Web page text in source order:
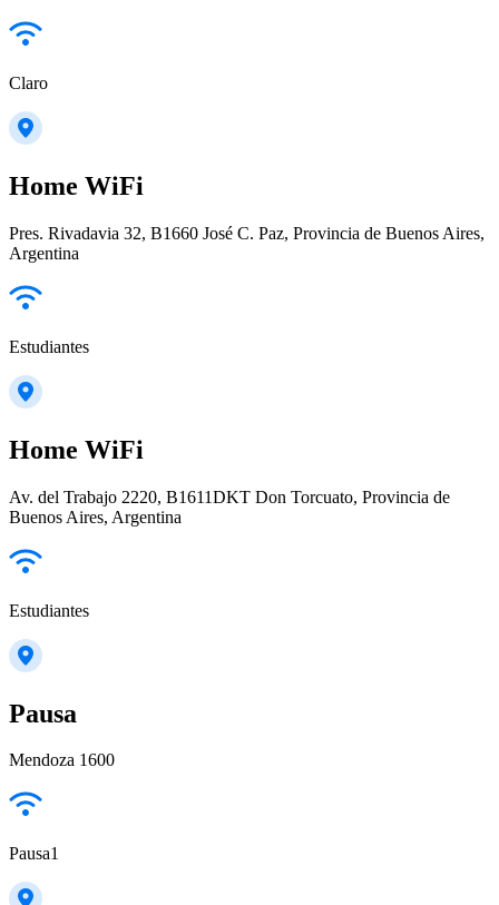
Claro
Home WiFi
Pres. Rivadavia 32, B1660 José C. Paz, Provincia de Buenos Aires,
Argentina
Estudiantes
Home WiFi
Av. del Trabajo 2220, B1611DKT Don Torcuato, Provincia de
Buenos Aires, Argentina
Estudiantes
Pausa
Mendoza 1600
Pausa1